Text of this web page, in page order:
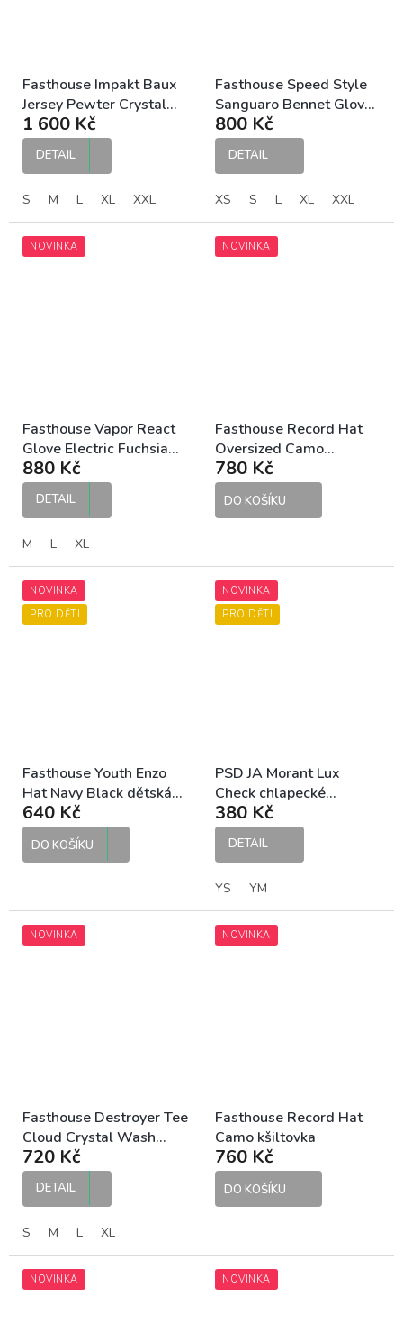
Fasthouse Impakt Baux
Jersey Pewter Crystal
Wash MTB dres
1 600 Kč
DETAIL
S M L XL XXL
Fasthouse Speed Style
Sanguaro Bennet Glove
Black MX rukavice
800 Kč
DETAIL
XS S L XL XXL
NOVINKA
Fasthouse Vapor React
Glove Electric Fuchsia
Purple MX rukavice
880 Kč
DETAIL
M L XL
NOVINKA
Fasthouse Record Hat
Oversized Camo
kšiltovka
780 Kč
DO KOŠÍKU
NOVINKA
PRO DĚTI
Fasthouse Youth Enzo
Hat Navy Black dětská
kšiltovka
640 Kč
DO KOŠÍKU
NOVINKA
PRO DĚTI
PSD JA Morant Lux
Check chlapecké
boxerky
380 Kč
DETAIL
YS YM
NOVINKA
Fasthouse Destroyer Tee
Cloud Crystal Wash
pánské tričko
720 Kč
DETAIL
S M L XL
NOVINKA
Fasthouse Record Hat
Camo kšiltovka
760 Kč
DO KOŠÍKU
NOVINKA NOVINKA